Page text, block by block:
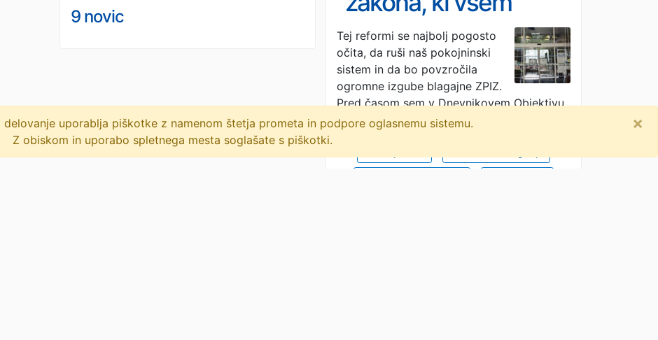
9 novic
pušča v žepu več
denarja”
Tej reformi se najbolj pogosto
očita, da ruši naš pokojninski
sistem in da bo povzročila
ogromne izgube blagajne ZPIZ.
Pred časom sem v Dnevnikovem Objektivu
(30. april 2026) na dolgo …
delovanje uporablja piškotke z namenom štetja prometa in podpore oglasnemu sistemu.
Z obiskom in uporabo spletnega mesta soglašate s piškotki.
×